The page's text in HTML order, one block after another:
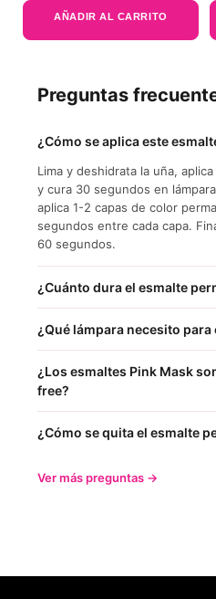
de 5
AÑADIR AL CARRITO
Preguntas
¿Cómo se aplica este
Lima y deshidrata la uña,
y cura 30 segundos en
aplica 1-2 capas de color
segundos entre cada capa.
60 segundos.
¿Cuánto dura el esmalte
¿Qué lámpara necesito
¿Los esmaltes Pink Mask
free?
¿Cómo se quita el esmalte
Ver más preguntas →